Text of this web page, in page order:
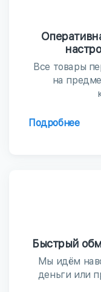
Все товары
на
Подробнее
Быстрый
Мы идём
деньги или